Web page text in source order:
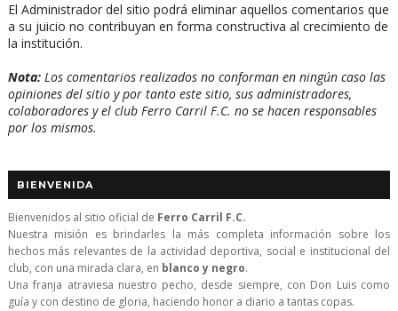
El Administrador del sitio podrá eliminar aquellos comentarios que
a su juicio no contribuyan en forma constructiva al crecimiento de
la institución.
Nota:Los comentarios realizados no conforman en ningún caso las
opiniones del sitio y por tanto este sitio, sus administradores,
colaboradores y el club Ferro Carril F.C. no se hacen responsables
por los mismos.
BIENVENIDA
Bienvenidos al sitio oficial de Ferro Carril F.C.
Nuestra misión es brindarles la más completa información sobre los
hechos más relevantes de la actividad deportiva, social e institucional del
club, con una mirada clara, en blanco y negro.
Una franja atraviesa nuestro pecho, desde siempre, con Don Luis como
guía y con destino de gloria, haciendo honor a diario a tantas copas.